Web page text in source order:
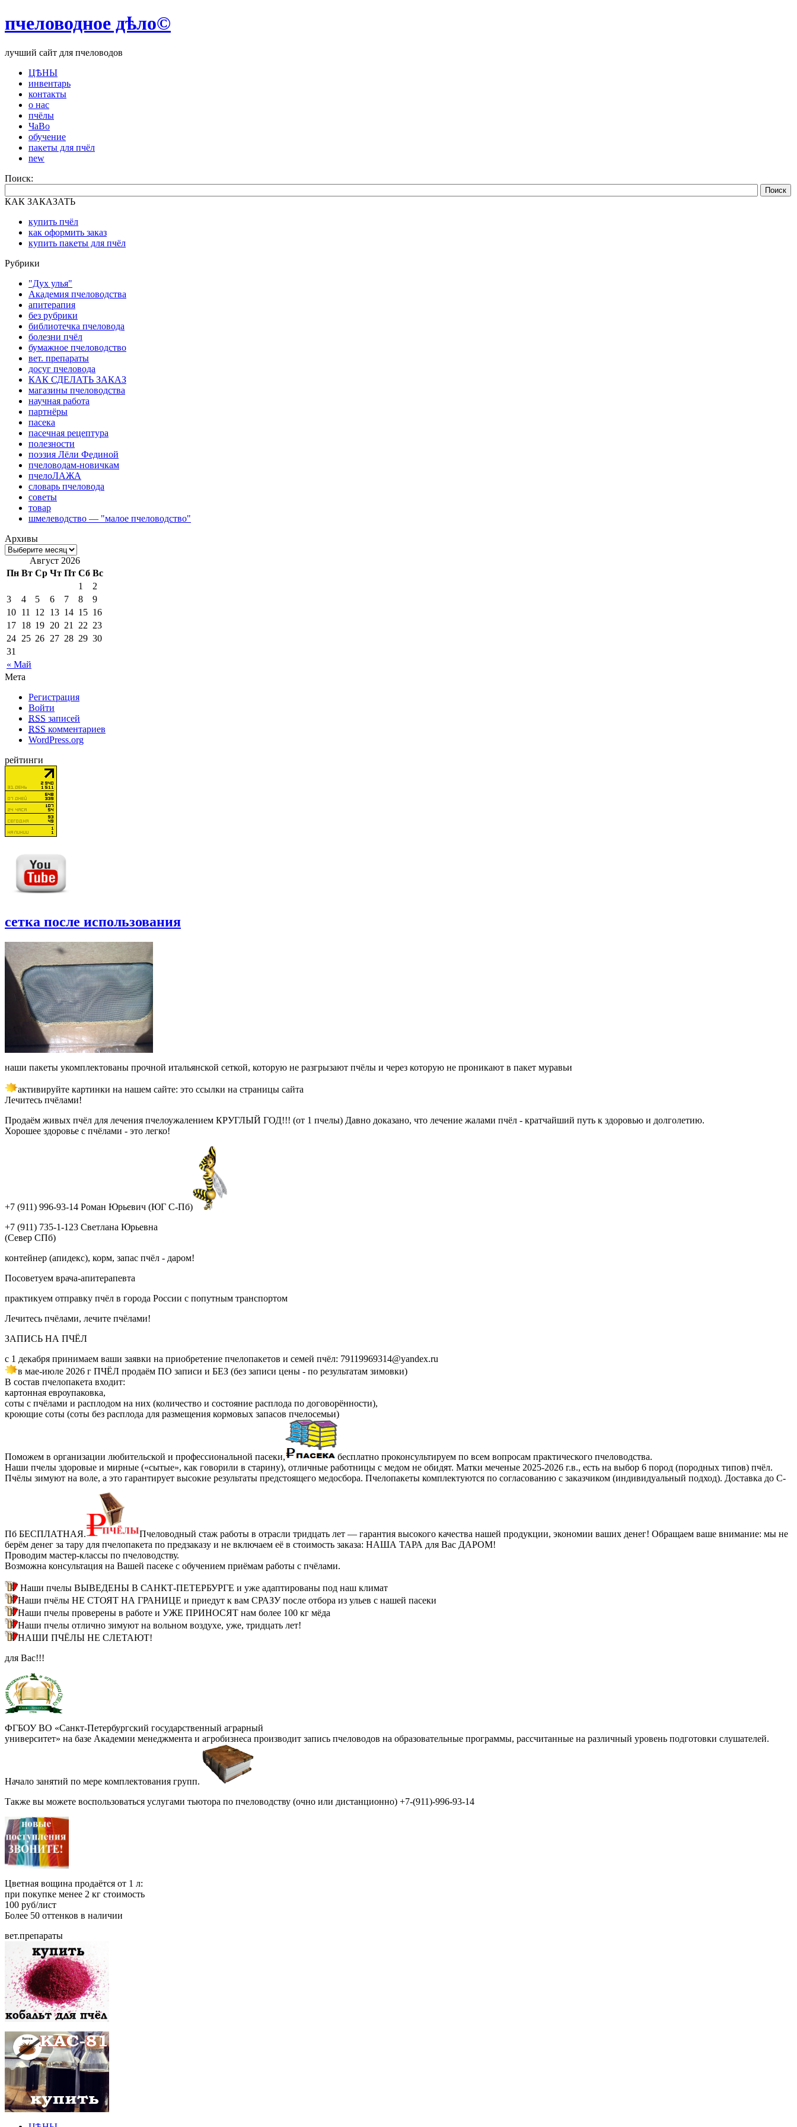
пчеловодное дѣло©
лучший сайт для пчеловодов
ЦѢНЫ
инвентарь
контакты
о нас
пчёлы
ЧаВо
обучение
пакеты для пчёл
new
Поиск:
Поиск
КАК ЗАКАЗАТЬ
купить пчёл
как оформить заказ
купить пакеты для пчёл
Рубрики
"Дух улья"
Академия пчеловодства
апитерапия
без рубрики
библиотечка пчеловода
болезни пчёл
бумажное пчеловодство
вет. препараты
досуг пчеловода
КАК СДЕЛАТЬ ЗАКАЗ
магазины пчеловодства
научная работа
партнёры
пасека
пасечная рецептура
полезности
поэзия Лёли Фединой
пчеловодам-новичкам
пчелоЛАЖА
словарь пчеловода
советы
товар
шмелеводство — "малое пчеловодство"
Архивы
Август 2026
Пн Вт Ср Чт Пт Сб Вс
« Май
1
2
3
4 5 6 7 8
9
10 11 12 13 14 15 16
17 18 19 20 21 22 23
24 25 26 27 28 29 30
31
Мета
Регистрация
Войти
RSS записей
RSS комментариев
WordPress.org
рейтинги
сетка после использования
наши пакеты укомплектованы прочной итальянской сеткой, которую не разгрызают пчёлы и через которую не проникают в пакет муравьи
активируйте картинки на нашем сайте: это ссылки на страницы сайта
Лечитесь пчёлами!
Продаём живых пчёл для лечения пчелоужалением КРУГЛЫЙ ГОД!!! (от 1 пчелы) Давно доказано, что лечение жалами пчёл - кратчайший путь к здоровью и долголетию.
Хорошее здоровье с пчёлами - это легко!
+7 (911) 996-93-14 Роман Юрьевич (ЮГ С-Пб)
+7 (911) 735-1-123 Светлана Юрьевна
(Север СПб)
контейнер (апидекс), корм, запас пчёл - даром!
Посоветуем врача-апитерапевта
практикуем отправку пчёл в города России с попутным транспортом
Лечитесь пчёлами, лечите пчёлами!
ЗАПИСЬ НА ПЧЁЛ
с 1 декабря принимаем ваши заявки на приобретение пчелопакетов и семей пчёл: 79119969314@yandex.ru
в мае-июле 2026 г ПЧЁЛ продаём ПО записи и БЕЗ (без записи цены - по результатам зимовки)
В состав пчелопакета входит:
картонная евроупаковка,
соты с пчёлами и расплодом на них (количество и состояние расплода по договорённости),
кроющие соты (соты без расплода для размещения кормовых запасов пчелосемьи)
Поможем в организации любительской и профессиональной пасеки,
бесплатно проконсультируем по всем вопросам практического пчеловодства.
Наши пчелы здоровые и мирные («сытые», как говорили в старину), отличные работницы с медом не обидят. Матки меченые 2025-2026 г.в., есть на выбор 6 пород (породных типов) пчёл.
Пчёлы зимуют на воле, а это гарантирует высокие результаты предстоящего медосбора. Пчелопакеты комплектуются по согласованию с заказчиком (индивидуальный подход). Доставка до С-
Пб БЕСПЛАТНАЯ.
Пчеловодный стаж работы в отрасли тридцать лет — гарантия высокого качества нашей продукции, экономии ваших денег! Обращаем ваше внимание: мы не
берём денег за тару для пчелопакета по предзаказу и не включаем её в стоимость заказа: НАША ТАРА для Вас ДАРОМ!
Проводим мастер-классы по пчеловодству.
Возможна консультация на Вашей пасеке с обучением приёмам работы с пчёлами.
Наши пчелы ВЫВЕДЕНЫ В САНКТ-ПЕТЕРБУРГЕ и уже адаптированы под наш климат
Наши пчёлы НЕ СТОЯТ НА ГРАНИЦЕ и приедут к вам СРАЗУ после отбора из ульев с нашей пасеки
Наши пчелы проверены в работе и УЖЕ ПРИНОСЯТ нам более 100 кг мёда
Наши пчелы отлично зимуют на вольном воздухе, уже, тридцать лет!
НАШИ ПЧЁЛЫ НЕ СЛЕТАЮТ!
для Вас!!!
ФГБОУ ВО «Санкт-Петербургский государственный аграрный
университет» на базе Академии менеджмента и агробизнеса производит запись пчеловодов на образовательные программы, рассчитанные на различный уровень подготовки слушателей.
Начало занятий по мере комплектования групп.
Также вы можете воспользоваться услугами тьютора по пчеловодству (очно или дистанционно) +7-(911)-996-93-14
Цветная вощина продаётся от 1 л:
при покупке менее 2 кг стоимость
100 руб/лист
Более 50 оттенков в наличии
вет.препараты